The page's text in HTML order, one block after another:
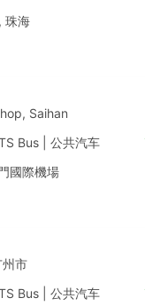
珠海
Saihan
Bus 公共汽车
國際機場
州市
Bus 公共汽车